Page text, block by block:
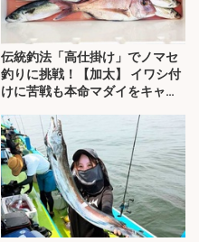
伝統釣法「高仕掛け」でノマセ
釣りに挑戦！【加太】 イワシ付
けに苦戦も本命マダイをキャッ